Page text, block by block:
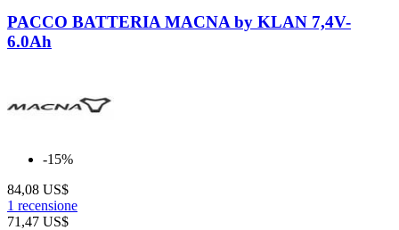
PACCO BATTERIA MACNA by KLAN 7,4V-
6.0Ah
-15%
84,08 US$
1 recensione
71,47 US$